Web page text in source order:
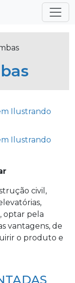
civil,
optar pela
vantagens, de
o produto e